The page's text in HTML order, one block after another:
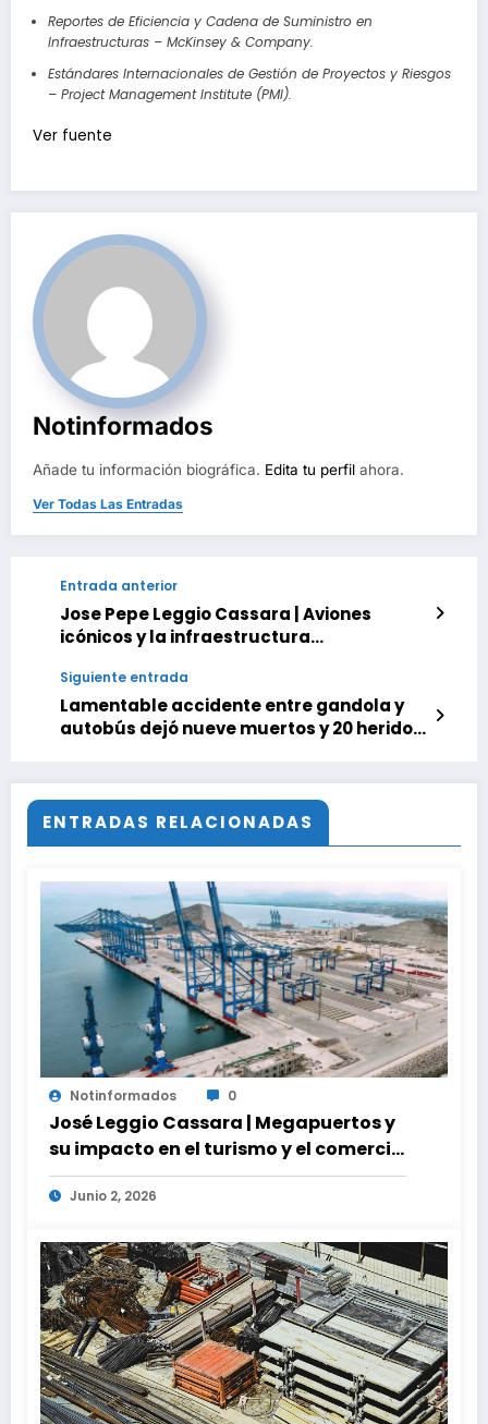
Reportes de Eficiencia y Cadena de Suministro en
Infraestructuras – McKinsey & Company.
Estándares Internacionales de Gestión de Proyectos y Riesgos
– Project Management Institute (PMI).
Navegación
entradas
Ver fuente
Notinformados
Añade tu información biográfica. Edita tu perfil ahora.
Ver Todas Las Entradas
Entrada anterior
Jose Pepe Leggio Cassara | Aviones
icónicos y la infraestructura
Siguiente entrada
Lamentable accidente entre gandola y
autobús dejó nueve muertos y 20 heridos
ENTRADAS RELACIONADAS
Notinformados 0
José Leggio Cassara | Megapuertos y
su impacto en el turismo y el comercio
global
Junio 2, 2026